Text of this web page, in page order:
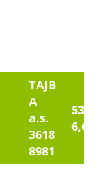
TAJB
A
a.s.
3618
8981
5343
6,60